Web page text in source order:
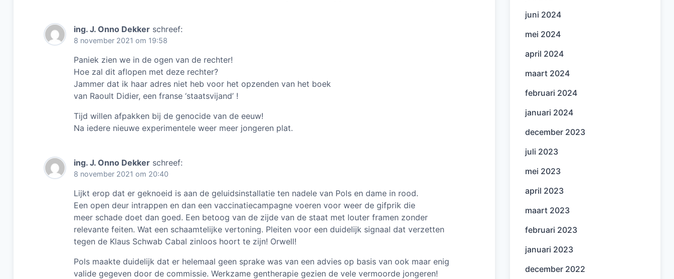
ing. J. Onno Dekker schreef:
8 november 2021 om 19:58
Paniek zien we in de ogen van de rechter!
Hoe zal dit aflopen met deze rechter?
Jammer dat ik haar adres niet heb voor het opzenden van het boek
van Raoult Didier, een franse ‘staatsvijand’ !
Tijd willen afpakken bij de genocide van de eeuw!
Na iedere nieuwe experimentele weer meer jongeren plat.
ing. J. Onno Dekker schreef:
8 november 2021 om 20:40
Lijkt erop dat er geknoeid is aan de geluidsinstallatie ten nadele van Pols en dame in rood.
Een open deur intrappen en dan een vaccinatiecampagne voeren voor weer de gifprik die
meer schade doet dan goed. Een betoog van de zijde van de staat met louter framen zonder
relevante feiten. Wat een schaamtelijke vertoning. Pleiten voor een duidelijk signaal dat verzetten
tegen de Klaus Schwab Cabal zinloos hoort te zijn! Orwell!
Pols maakte duidelijk dat er helemaal geen sprake was van een advies op basis van ook maar enig
valide gegeven door de commissie. Werkzame gentherapie gezien de vele vermoorde jongeren!
juni 2024
mei 2024
april 2024
maart 2024
februari 2024
januari 2024
december 2023
juli 2023
mei 2023
april 2023
maart 2023
februari 2023
januari 2023
december 2022